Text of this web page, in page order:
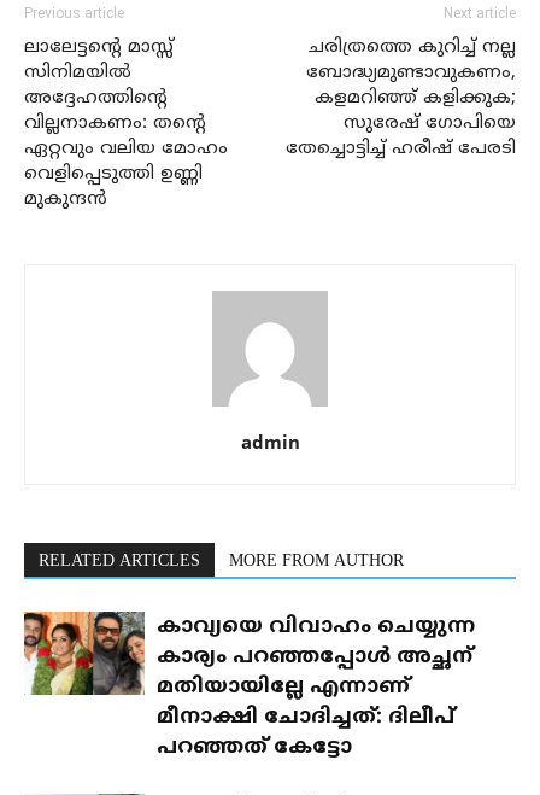
Previous article
ലാലേട്ടന്റെ മാസ്സ്
സിനിമയിൽ
അദ്ദേഹത്തിന്റെ
വില്ലനാകണം: തന്റെ
ഏറ്റവും വലിയ മോഹം
വെളിപ്പെടുത്തി ഉണ്ണി
മുകുന്ദൻ
Next article
ചരിത്രത്തെ കുറിച്ച് നല്ല
ബോദ്ധ്യമുണ്ടാവുകണം,
കളമറിഞ്ഞ് കളിക്കുക;
സുരേഷ് ഗോപിയെ
തേച്ചൊട്ടിച്ച് ഹരീഷ് പേരടി
admin
RELATED ARTICLES MORE FROM AUTHOR
കാവ്യയെ വിവാഹം ചെയ്യുന്ന
കാര്യം പറഞ്ഞപ്പോൾ അച്ഛന്
മതിയായില്ലേ എന്നാണ്
മീനാക്ഷി ചോദിച്ചത്: ദിലീപ്
പറഞ്ഞത് കേട്ടോ